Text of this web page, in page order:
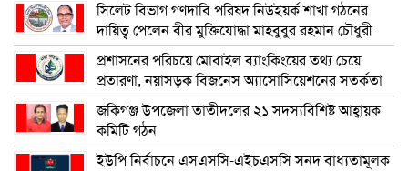
সিলেট বিভাগ গণদাবি পরিষদ নিউইয়র্ক শাখা গঠনের
দায়িত্ব পেলেন বীর মুক্তিযোদ্ধা মাহবুবুর রহমান চৌধুরী
প্রশাসনের পরিচয়ে মোবাইল ব্যাংকিংয়ের তথ্য চেয়ে
প্রতারণা, নয়াসড়ক বিজনেস অ্যাসোসিয়েশনের সতর্কতা
জকিগঞ্জ উপজেলা তাতীদলের ২১ সদস্যবিশিষ্ট আহ্বায়ক
কমিটি গঠন
ইউপি নির্বাচনে এসএসসি-এইচএসসি সনদ বাধ্যতামূলক